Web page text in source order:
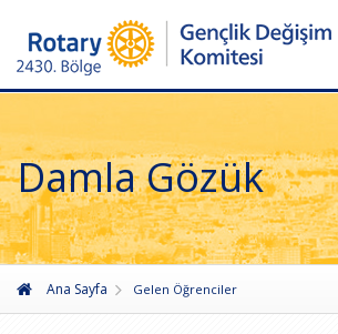
Damla Gözük
Ana Sayfa Gelen Öğrenciler